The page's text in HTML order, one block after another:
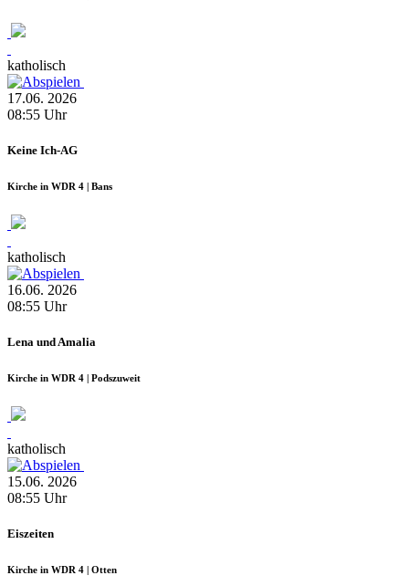
katholisch
17.06. 2026
08:55 Uhr
Keine Ich-AG
Kirche in WDR 4 | Bans
katholisch
16.06. 2026
08:55 Uhr
Lena und Amalia
Kirche in WDR 4 | Podszuweit
katholisch
15.06. 2026
08:55 Uhr
Eiszeiten
Kirche in WDR 4 | Otten